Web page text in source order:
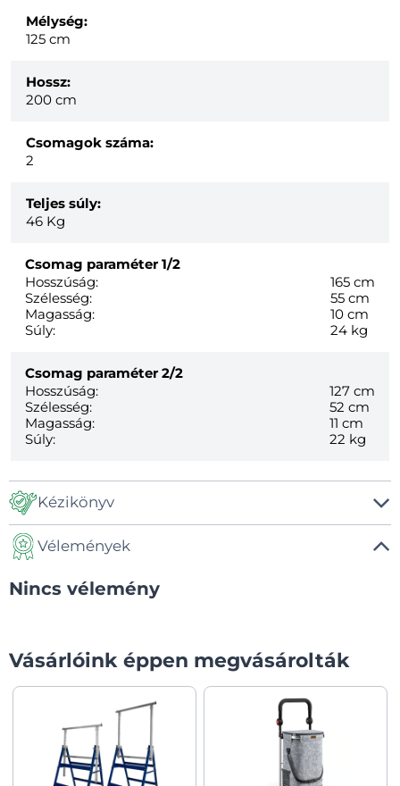
Mélység:
125 cm
Hossz:
200 cm
Csomagok száma:
2
Teljes súly:
46 Kg
Csomag paraméter1/2
Hosszúság:
165 cm
Szélesség:
55 cm
Magasság:
10 cm
Súly:
24 kg
Csomag paraméter 2/2
Hosszúság:
127 cm
Szélesség:
52 cm
Magasság:
11 cm
Súly:
22 kg
Kézikönyv
Návod na montáž
Vélemények
Nincs vélemény
Vásárlóink éppen megvásárolták